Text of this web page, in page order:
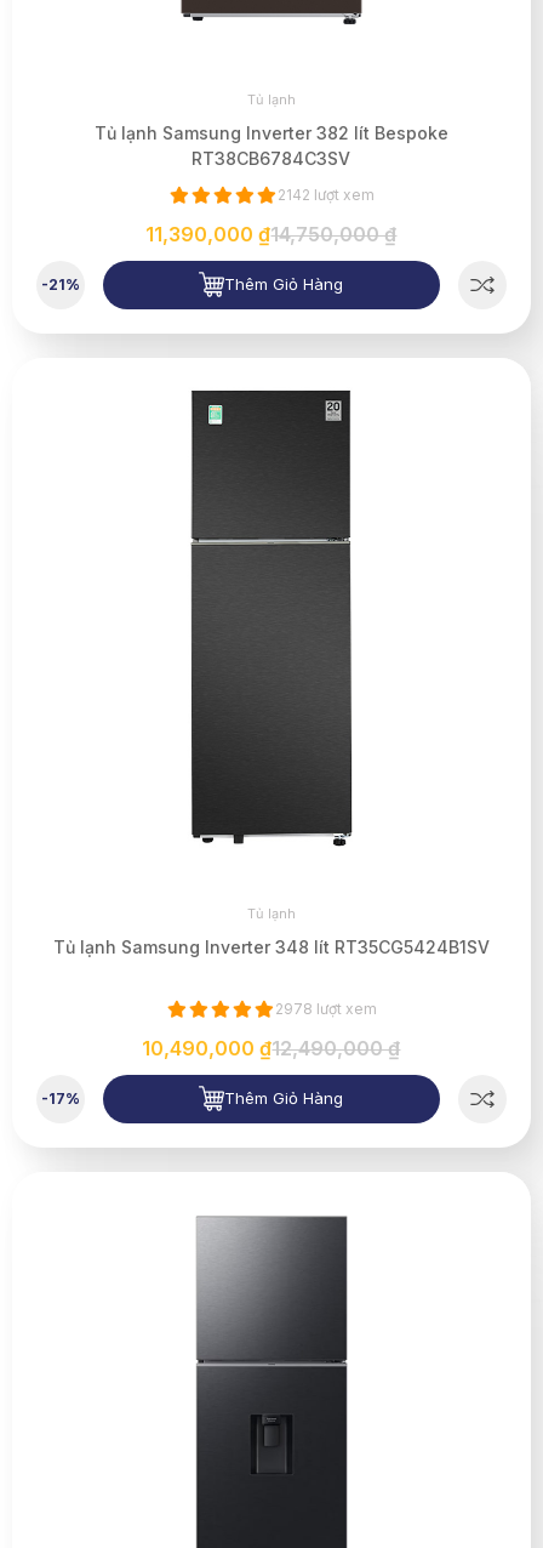
Tủ lạnh
Tủ lạnh Samsung Inverter 382 lít Bespoke
RT38CB6784C3SV
2142 lượt xem
11,390,000 ₫14,750,000 ₫
-21% Thêm Giỏ Hàng
Tủ lạnh
Tủ lạnh Samsung Inverter 348 lít RT35CG5424B1SV
2978 lượt xem
10,490,000 ₫12,490,000 ₫
-17% Thêm Giỏ Hàng